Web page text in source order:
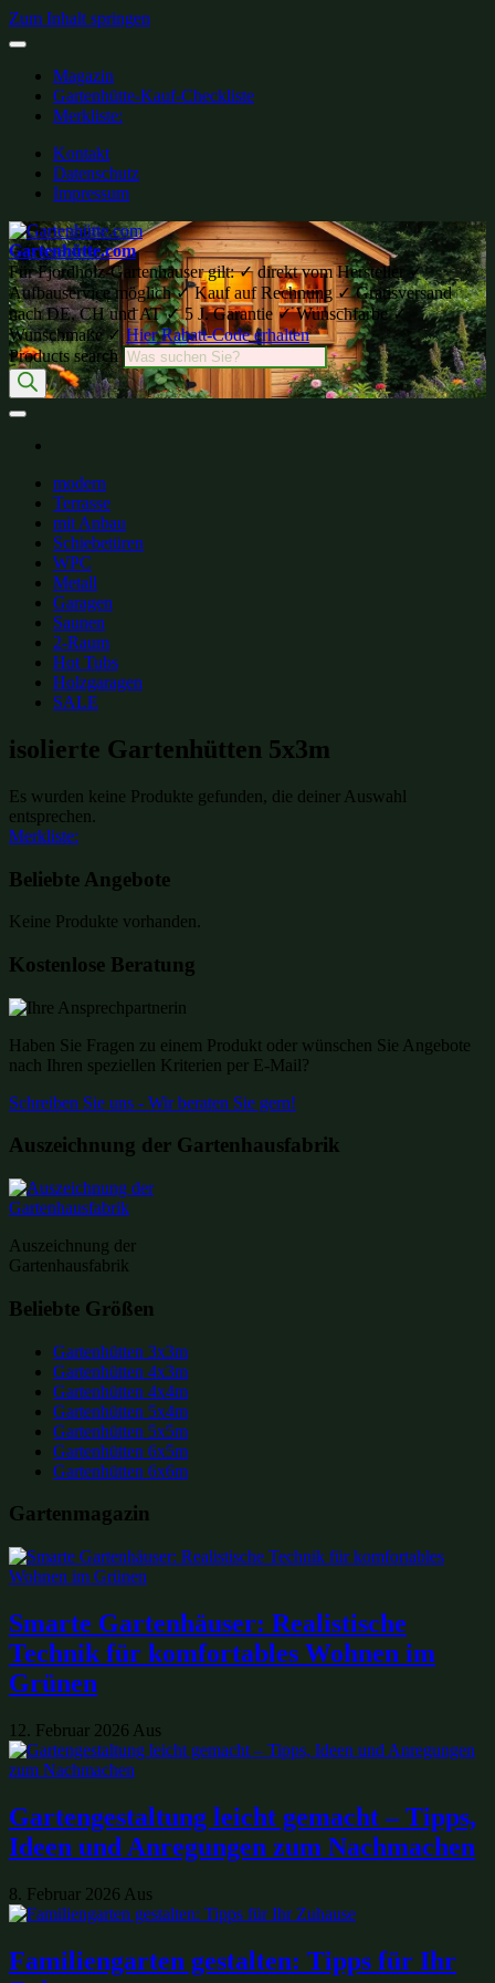
Zum Inhalt springen
Magazin
Gartenhütte-Kauf-Checkliste
Merkliste:
Kontakt
Datenschutz
Impressum
Gartenhütte.com
Für Fjordholz-Gartenhäuser gilt: ✓ direkt vom Hersteller ✓
Aufbauservice möglich ✓ Kauf auf Rechnung ✓ Gratisversand
nach DE, CH und AT ✓ 5 J. Garantie ✓ Wunschfarbe ✓
Wunschmaße ✓Hier Rabatt-Code erhalten
Products search
modern
Terrasse
mit Anbau
Schiebetüren
WPC
Metall
Garagen
Saunen
2-Raum
Hot Tubs
Holzgaragen
SALE
isolierte Gartenhütten 5x3m
Es wurden keine Produkte gefunden, die deiner Auswahl
entsprechen.
Merkliste:
Beliebte Angebote
Keine Produkte vorhanden.
Kostenlose Beratung
Haben Sie Fragen zu einem Produkt oder wünschen Sie Angebote
nach Ihren speziellen Kriterien per E-Mail?
Schreiben Sie uns - Wir beraten Sie gern!
Auszeichnung der Gartenhausfabrik
Auszeichnung der
Gartenhausfabrik
Beliebte Größen
Gartenhütten 3x3m
Gartenhütten 4x3m
Gartenhütten 4x4m
Gartenhütten 5x4m
Gartenhütten 5x5m
Gartenhütten 6x5m
Gartenhütten 6x6m
Gartenmagazin
Smarte Gartenhäuser: Realistische
Technik für komfortables Wohnen im
Grünen
12. Februar 2026 Aus
Gartengestaltung leicht gemacht – Tipps,
Ideen und Anregungen zum Nachmachen
8. Februar 2026 Aus
Familiengarten gestalten: Tipps für Ihr